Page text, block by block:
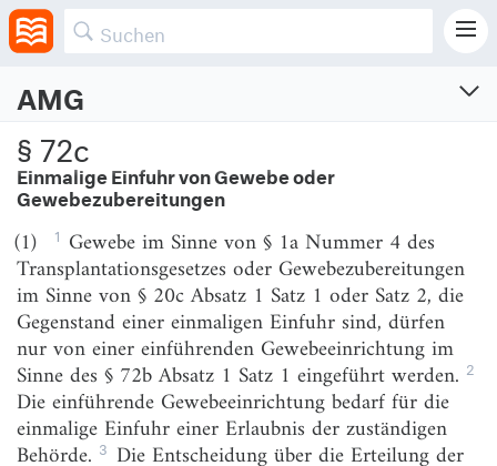
AMG
Gesetz über den Verkehr mit Arzneimitteln
Vom 24.8.1976 (BGBl. I S. 2445, 2448)
Zuletzt geändert am 26.6.2026 (BGBl. I S. Nr. 195)
Erster Abschnitt
Zweck des Gesetzes und Begriffsbestimmungen,
Anwendungsbereich
§ 1
Zweck des Gesetzes
§ 2
Arzneimittelbegriff
(5) (weggefallen)
§ 72c
Einmalige Einfuhr von Gewebe oder
Gewebezubereitungen
(1) 1 Gewebe im Sinne von § 1a Nummer 4 des
Transplantationsgesetzes oder Gewebezubereitungen
im Sinne von § 20c Absatz 1 Satz 1 oder Satz 2, die
Gegenstand einer einmaligen Einfuhr sind, dürfen
nur von einer einführenden Gewebeeinrichtung im
Sinne des § 72b Absatz 1 Satz 1 eingeführt werden. 2
Die einführende Gewebeeinrichtung bedarf für die
einmalige Einfuhr einer Erlaubnis der zuständigen
Behörde. 3 Die Entscheidung über die Erteilung der